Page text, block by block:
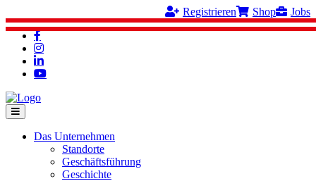
Registrieren Shop Jobs
Das Unternehmen
Standorte
Geschäftsführung
Geschichte